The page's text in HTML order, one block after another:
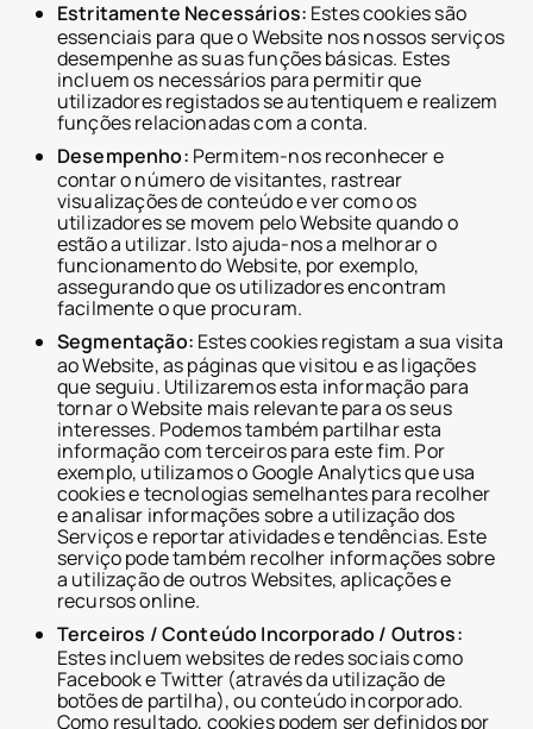
Estritamente Necessários: Estes cookies são
essenciais para que o Website nos nossos serviços
desempenhe as suas funções básicas. Estes
incluem os necessários para permitir que
utilizadores registados se autentiquem e realizem
funções relacionadas com a conta.
Desempenho: Permitem-nos reconhecer e
contar o número de visitantes, rastrear
visualizações de conteúdo e ver como os
utilizadores se movem pelo Website quando o
estão a utilizar. Isto ajuda-nos a melhorar o
funcionamento do Website, por exemplo,
assegurando que os utilizadores encontram
facilmente o que procuram.
Segmentação: Estes cookies registam a sua visita
ao Website, as páginas que visitou e as ligações
que seguiu. Utilizaremos esta informação para
tornar o Website mais relevante para os seus
interesses. Podemos também partilhar esta
informação com terceiros para este fim. Por
exemplo, utilizamos o Google Analytics que usa
cookies e tecnologias semelhantes para recolher
e analisar informações sobre a utilização dos
Serviços e reportar atividades e tendências. Este
serviço pode também recolher informações sobre
a utilização de outros Websites, aplicações e
recursos online.
Terceiros / Conteúdo Incorporado / Outros:
Estes incluem websites de redes sociais como
Facebook e Twitter (através da utilização de
botões de partilha), ou conteúdo incorporado.
Como resultado, cookies podem ser definidos por